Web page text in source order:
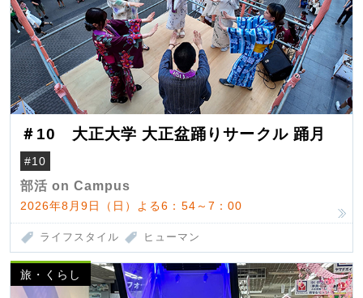
＃10 大正大学 大正盆踊りサークル 踊月
#10
部活 on Campus
2026年8月9日（日）よる6：54～7：00
ライフスタイル ヒューマン
旅・くらし